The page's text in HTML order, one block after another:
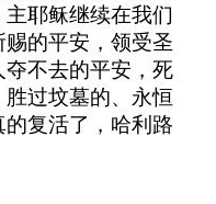
耶稣继续在我们
的平安，领受圣
不去的平安，死
过坟墓的、永恒
复活了，哈利路